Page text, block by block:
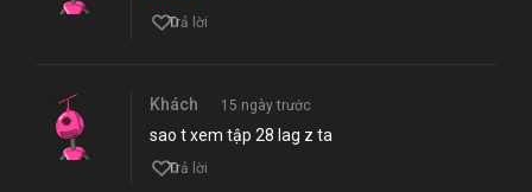
0
Trả lời
Khách 15 ngày trước
sao t xem tập 28 lag z ta
0
Trả lời